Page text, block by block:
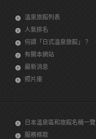
溫泉旅館列表
人氣排名
何謂「日式溫泉旅館」？
有關本網站
最新消息
照片庫
日本溫泉區和旅館名稱一覽
服務條款